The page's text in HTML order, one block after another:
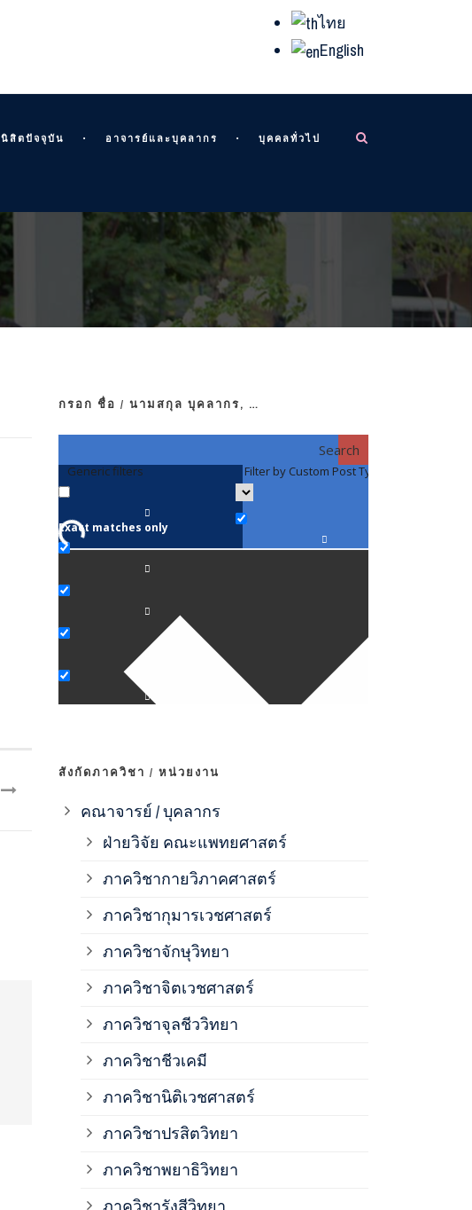
ไทย
English
นิสิตปัจจุบัน อาจารย์และบุคลากร บุคคลทั่วไป
กรอก ชื่อ / นามสกุล บุคลากร, …
Search
Generic filters
Exact matches only
Filter by Custom Post Type
สังกัดภาควิชา / หน่วยงาน
คณาจารย์ / บุคลากร
ฝ่ายวิจัย คณะแพทยศาสตร์
ภาควิชากายวิภาคศาสตร์
ภาควิชากุมารเวชศาสตร์
ภาควิชาจักษุวิทยา
ภาควิชาจิตเวชศาสตร์
ภาควิชาจุลชีววิทยา
ภาควิชาชีวเคมี
ภาควิชานิติเวชศาสตร์
ภาควิชาปรสิตวิทยา
ภาควิชาพยาธิวิทยา